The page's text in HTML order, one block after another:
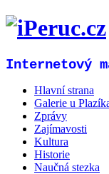
Internetový
Hlavní strana
Galerie u
Zprávy
Zajímavosti
Kultura
Historie
Naučná stezka